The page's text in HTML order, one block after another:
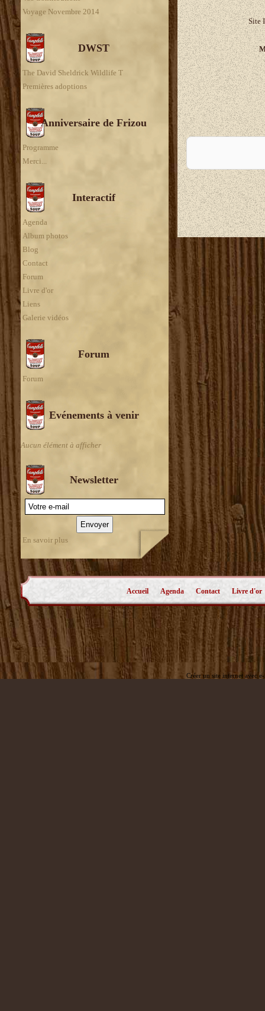
Voyage Novembre 2014
DWST
The David Sheldrick Wildlife T
Premières adoptions
Anniversaire de Frizou
Programme
Merci...
Interactif
Agenda
Album photos
Blog
Contact
Forum
Livre d'or
Liens
Galerie vidéos
Forum
Forum
Evénements à venir
Aucun élément à afficher
Newsletter
En savoir plus
Site
Accueil Agenda Contact Livre d'or
Créer un site internet avec